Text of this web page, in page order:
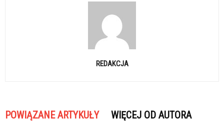
REDAKCJA
POWIĄZANE ARTYKUŁY WIĘCEJ OD AUTORA